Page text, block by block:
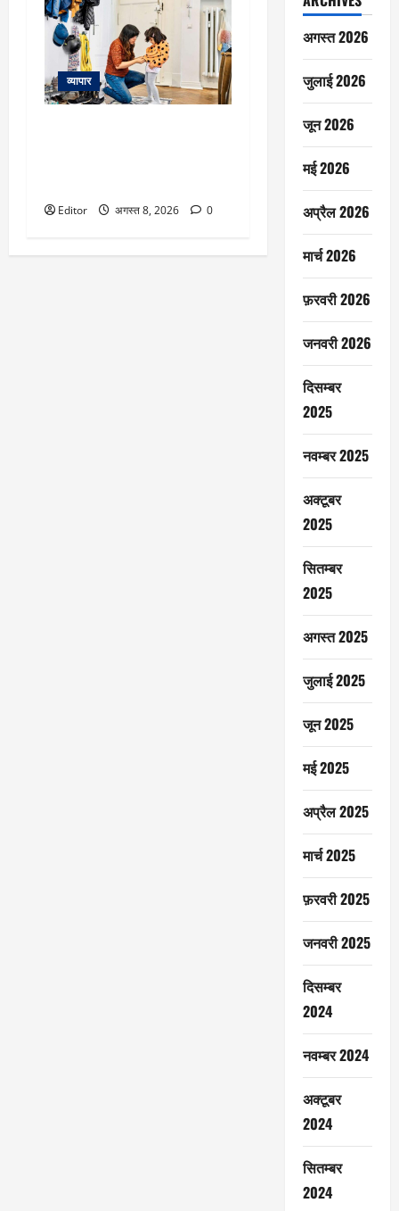
व्यापार
Editor अगस्त 8, 2026 0
अगस्त 2026
जुलाई 2026
जून 2026
मई 2026
अप्रैल 2026
मार्च 2026
फ़रवरी 2026
जनवरी 2026
दिसम्बर
2025
नवम्बर 2025
अक्टूबर
2025
सितम्बर
2025
अगस्त 2025
जुलाई 2025
जून 2025
मई 2025
अप्रैल 2025
मार्च 2025
फ़रवरी 2025
जनवरी 2025
दिसम्बर
2024
नवम्बर 2024
अक्टूबर
2024
सितम्बर
2024